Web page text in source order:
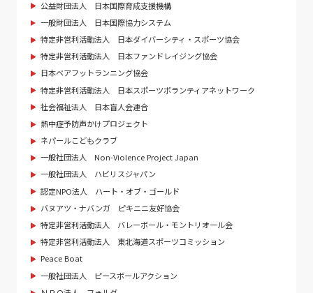
公益財団法人 日本国際育成支援機構
一般財団法人 日本国際協力システム
特定非営利活動法人 日本ダイバーシティ・スポーツ協会
特定非営利活動法人 日本ファンドレイジング協会
日本ベアフットランニング協会
特定非営利活動法人 日本スポーツボランティアネットワーク
社会福祉法人 日本盲人会連合
熱中症予防声かけプロジェクト
ネパールこどもクラブ
一般社団法人 Non-Violence Project Japan
一般社団法人 ハビリスジャパン
認定NPO法人 ハート・オブ・ゴールド
バヌアツ・ナバンガ ピキニニ友好協会
特定非営利活動法人 バレーボール・モントリオール会
特定非営利活動法人 東北海道スポーツコミッション
Peace Boat
一般社団法人 ピースボールアクション